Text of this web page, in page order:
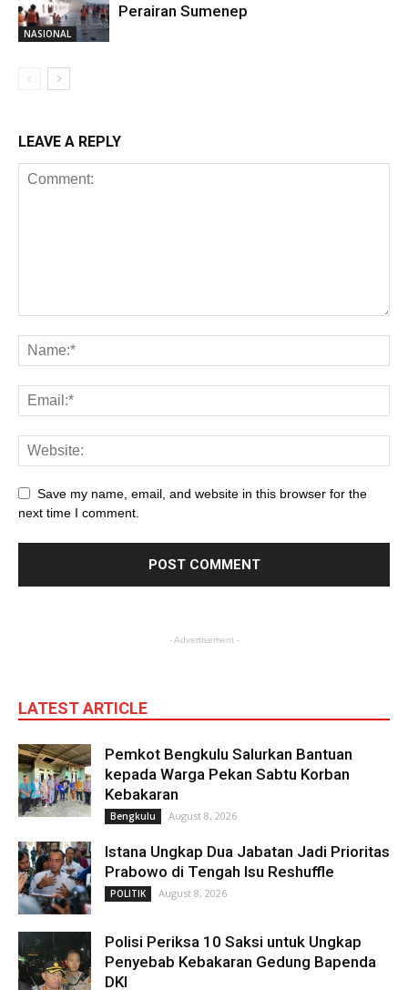
NASIONAL
Perairan Sumenep
LEAVE A REPLY
Save my name, email, and website in this browser for the
next time I comment.
- Advertisement -
LATEST ARTICLE
Pemkot Bengkulu Salurkan Bantuan
kepada Warga Pekan Sabtu Korban
Kebakaran
Bengkulu August 8, 2026
Istana Ungkap Dua Jabatan Jadi Prioritas
Prabowo di Tengah Isu Reshuffle
POLITIK August 8, 2026
Polisi Periksa 10 Saksi untuk Ungkap
Penyebab Kebakaran Gedung Bapenda
DKI